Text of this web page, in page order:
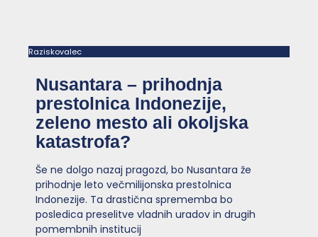
Raziskovalec
Nusantara – prihodnja
prestolnica Indonezije,
zeleno mesto ali okoljska
katastrofa?
Še ne dolgo nazaj pragozd, bo Nusantara že
prihodnje leto večmilijonska prestolnica
Indonezije. Ta drastična sprememba bo
posledica preselitve vladnih uradov in drugih
pomembnih institucij